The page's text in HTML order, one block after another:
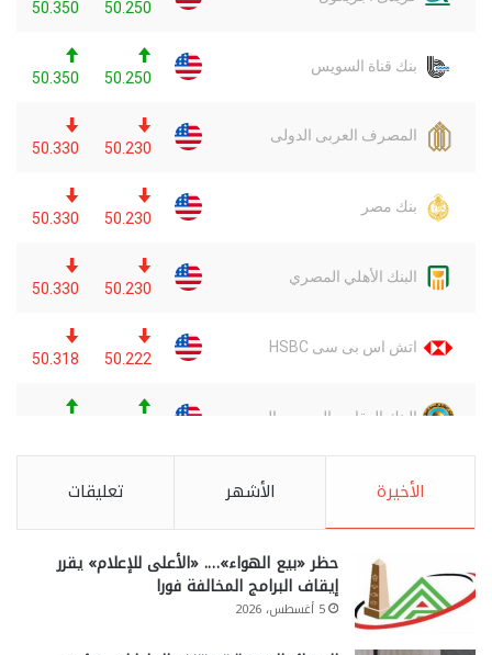
الأخيرة الأشهر تعليقات
حظر «بيع الهواء»…. «الأعلى للإعلام» يقرر
إيقاف البرامج المخالفة فورا
5 أغسطس، 2026